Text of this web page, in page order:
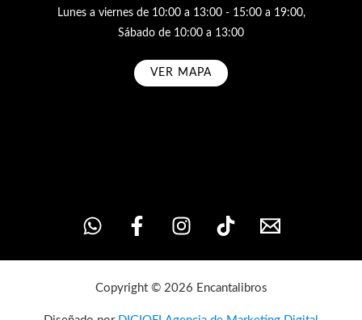
Lunes a viernes de 10:00 a 13:00 - 15:00 a 19:00,
Sábado de 10:00 a 13:00
VER MAPA
Copyright © 2026 Encantalibros